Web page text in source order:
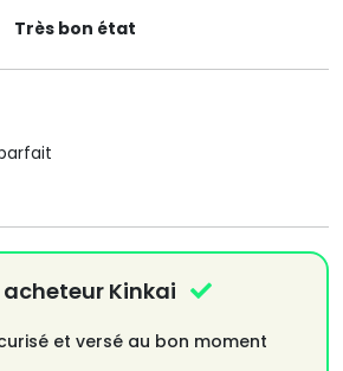
Très bon état
Kinkai
et versé au bon moment